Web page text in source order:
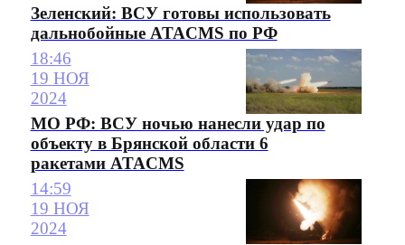
Зеленский: ВСУ готовы использовать
дальнобойные ATACMS по РФ
18:46
19 НОЯ
2024
МО РФ: ВСУ ночью нанесли удар по
объекту в Брянской области 6
ракетами ATACMS
14:59
19 НОЯ
2024